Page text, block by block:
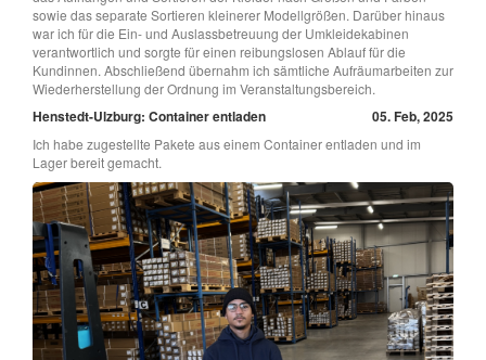
sowie das separate Sortieren kleinerer Modellgrößen. Darüber hinaus
war ich für die Ein- und Auslassbetreuung der Umkleidekabinen
verantwortlich und sorgte für einen reibungslosen Ablauf für die
Kundinnen. Abschließend übernahm ich sämtliche Aufräumarbeiten zur
Wiederherstellung der Ordnung im Veranstaltungsbereich.
Henstedt-Ulzburg: Container entladen 05. Feb, 2025
Ich habe zugestellte Pakete aus einem Container entladen und im
Lager bereit gemacht.